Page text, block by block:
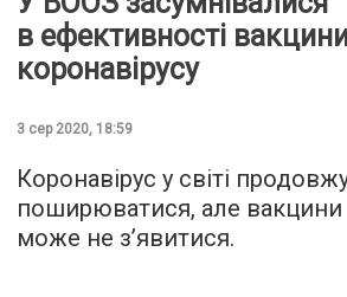
в ефективності
коронавірусу
3 сер 2020, 18:59
Коронавірус у світі
поширюватися, але вакцини
може не з’явитися.